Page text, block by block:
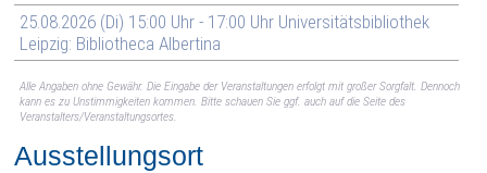
25.08.2026 (Di) 15:00 Uhr - 17:00 Uhr Universitätsbibliothek
Leipzig: Bibliotheca Albertina
Alle Angaben ohne Gewähr. Die Eingabe der Veranstaltungen erfolgt mit großer Sorgfalt. Dennoch
kann es zu Unstimmigkeiten kommen. Bitte schauen Sie ggf. auch auf die Seite des
Veranstalters/Veranstaltungsortes.
Ausstellungsort